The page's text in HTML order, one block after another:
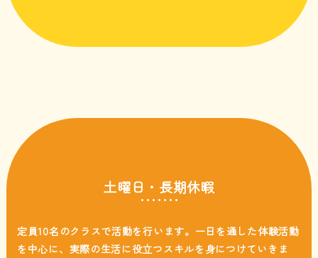
土曜日・長期休暇
定員10名のクラスで活動を行います。 一日を通した体験活動
を中心に、実際の生活に役立つスキルを身につけていきま